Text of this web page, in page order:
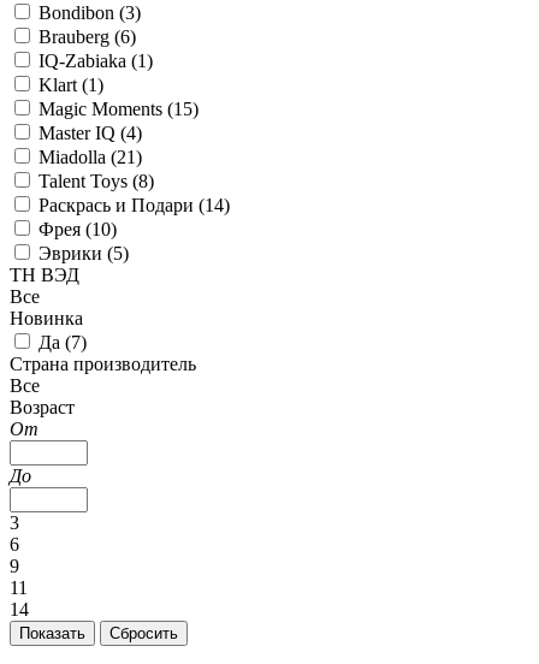
Bondibon (3)
Brauberg (6)
IQ-Zabiaka (1)
Klart (1)
Magic Moments (15)
Master IQ (4)
Miadolla (21)
Talent Toys (8)
Раскрась и Подари (14)
Фрея (10)
Эврики (5)
ТН ВЭД
Все
Новинка
Да (7)
Страна производитель
Все
Возраст
От
До
3
6
9
11
14